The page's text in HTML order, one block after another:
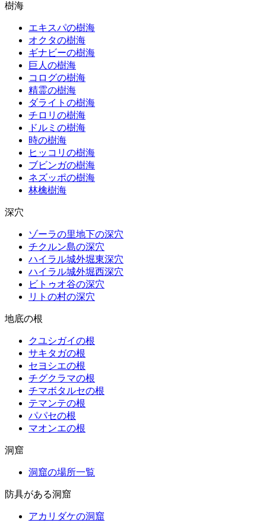
樹海
エキスパの樹海
オクタの樹海
ギナビーの樹海
巨人の樹海
コログの樹海
精霊の樹海
ダライトの樹海
チロリの樹海
ドルミの樹海
時の樹海
ヒッコリの樹海
ブビンガの樹海
ネズッポの樹海
林檎樹海
深穴
ゾーラの里地下の深穴
チクルン島の深穴
ハイラル城外堀東深穴
ハイラル城外堀西深穴
ビトゥオ谷の深穴
リトの村の深穴
地底の根
クユシガイの根
サキタガの根
セヨシエの根
チグクラマの根
チマボタルセの根
テマンテの根
パパセの根
マオンエの根
洞窟
洞窟の場所一覧
防具がある洞窟
アカリダケの洞窟